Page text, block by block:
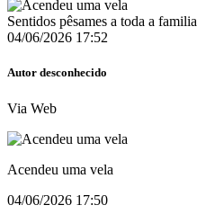
Sentidos pêsames a toda a familia
04/06/2026 17:52
Autor desconhecido
Via Web
Acendeu uma vela
04/06/2026 17:50